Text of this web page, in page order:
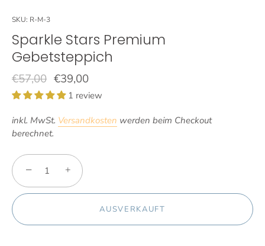
SKU: R-M-3
Sparkle Stars Premium
Gebetsteppich
€57,00 €39,00
1 review
inkl. MwSt. Versandkosten werden beim Checkout
berechnet.
− +
AUSVERKAUFT